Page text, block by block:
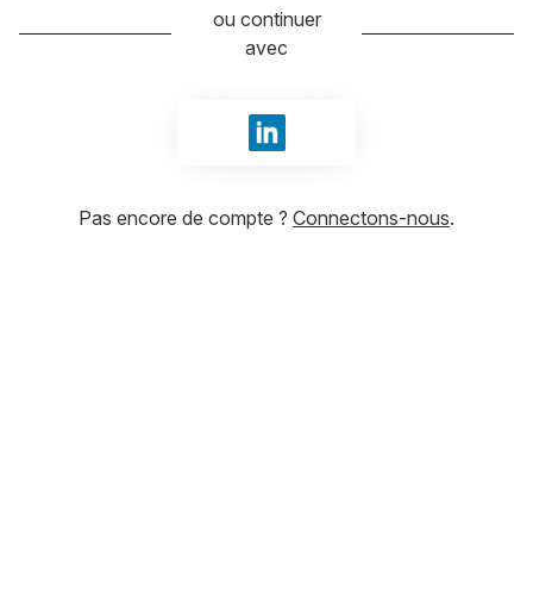
ou continuer
avec
Se connecter avec LinkedIn
Pas encore de compte ? Connectons-nous.